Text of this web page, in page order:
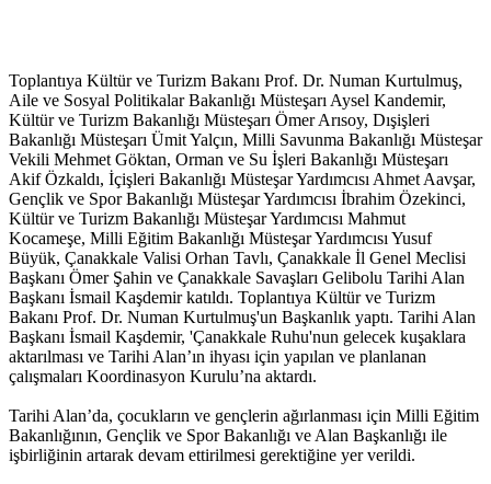
Toplantıya Kültür ve Turizm Bakanı Prof. Dr. Numan Kurtulmuş,
Aile ve Sosyal Politikalar Bakanlığı Müsteşarı Aysel Kandemir,
Kültür ve Turizm Bakanlığı Müsteşarı Ömer Arısoy, Dışişleri
Bakanlığı Müsteşarı Ümit Yalçın, Milli Savunma Bakanlığı Müsteşar
Vekili Mehmet Göktan, Orman ve Su İşleri Bakanlığı Müsteşarı
Akif Özkaldı, İçişleri Bakanlığı Müsteşar Yardımcısı Ahmet Aavşar,
Gençlik ve Spor Bakanlığı Müsteşar Yardımcısı İbrahim Özekinci,
Kültür ve Turizm Bakanlığı Müsteşar Yardımcısı Mahmut
Kocameşe, Milli Eğitim Bakanlığı Müsteşar Yardımcısı Yusuf
Büyük, Çanakkale Valisi Orhan Tavlı, Çanakkale İl Genel Meclisi
Başkanı Ömer Şahin ve Çanakkale Savaşları Gelibolu Tarihi Alan
Başkanı İsmail Kaşdemir katıldı. Toplantıya Kültür ve Turizm
Bakanı Prof. Dr. Numan Kurtulmuş'un Başkanlık yaptı. Tarihi Alan
Başkanı İsmail Kaşdemir, 'Çanakkale Ruhu'nun gelecek kuşaklara
aktarılması ve Tarihi Alan’ın ihyası için yapılan ve planlanan
çalışmaları Koordinasyon Kurulu’na aktardı.
Tarihi Alan’da, çocukların ve gençlerin ağırlanması için Milli Eğitim
Bakanlığının, Gençlik ve Spor Bakanlığı ve Alan Başkanlığı ile
işbirliğinin artarak devam ettirilmesi gerektiğine yer verildi.